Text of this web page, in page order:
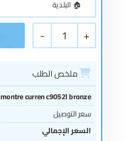
+
1
-
ملخص الطلب
montre curren c9052l bronze
سعر التوصيل
السعر الإجمالي